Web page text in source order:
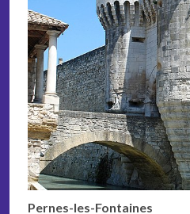
Pernes-les-Fontaines